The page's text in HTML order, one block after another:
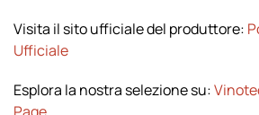
Visita il sito ufficiale del produttore:
Ufficiale
Esplora la nostra selezione su: